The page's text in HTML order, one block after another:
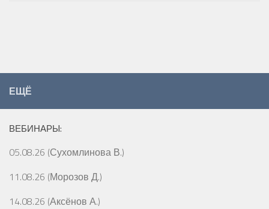
ЕЩЁ
ВЕБИНАРЫ:
05.08.26 (Сухомлинова В.)
11.08.26 (Морозов Д.)
14.08.26 (Аксёнов А.)